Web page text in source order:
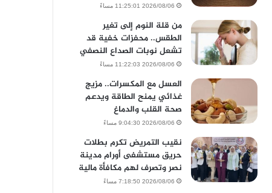
2026/08/06 11:25:01 مساءً
من قلة النوم إلى تغير
الطقس.. محفزات خفية قد
تشعل نوبات الصداع النصفي
2026/08/06 11:22:03 مساءً
العسل مع المكسرات.. مزيج
غذائي يمنح الطاقة ويدعم
صحة القلب والدماغ
2026/08/06 9:04:30 مساءً
نقيب التمريض تكرم بطلات
حريق مستشفى أورام مدينة
نصر وتصرف لهم مكافأة مالية
2026/08/06 7:18:50 مساءً